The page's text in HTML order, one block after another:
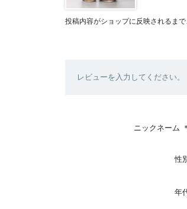
投稿内容がショップに反映されるま
レビューを入力してください。
ニックネーム ＊
性
年